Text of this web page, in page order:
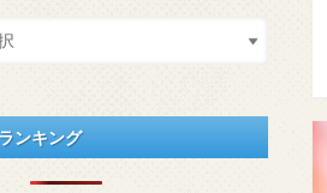
ンキング